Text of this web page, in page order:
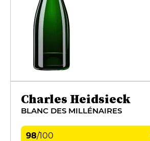
Charles Heidsieck
BLANC DES MILLÉNAIRES
98/100